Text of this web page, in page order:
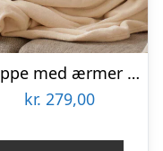
Tæppe med ærmer – Snug Rug Deluxe
kr. 279,00